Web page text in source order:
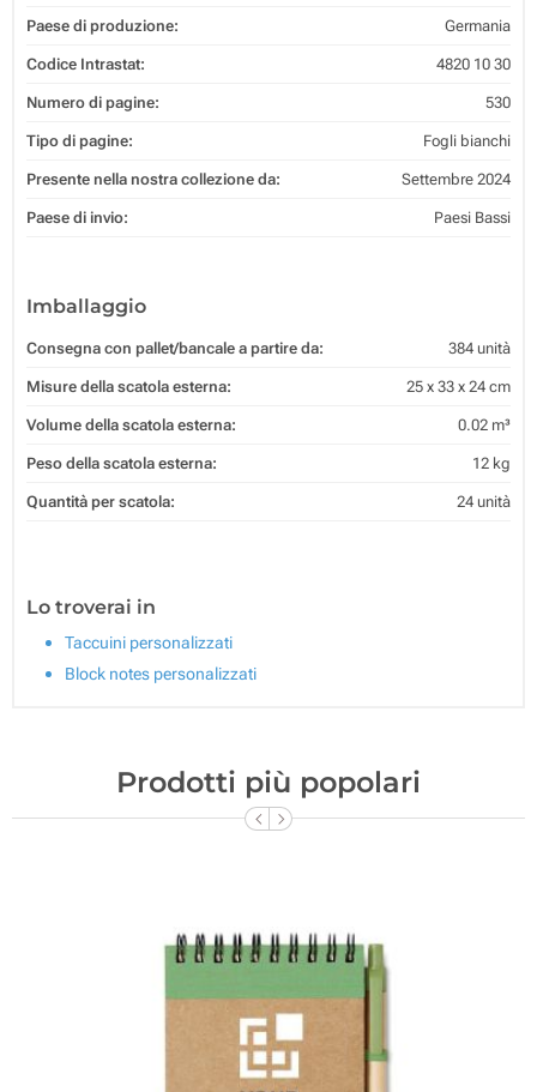
Paese di produzione: Germania
Codice Intrastat: 4820 10 30
Numero di pagine: 530
Tipo di pagine: Fogli bianchi
Presente nella nostra collezione da: Settembre 2024
Paese di invio: Paesi Bassi
Imballaggio
Consegna con pallet/bancale a partire da: 384 unità
Misure della scatola esterna: 25 x 33 x 24 cm
Volume della scatola esterna: 0.02 m³
Peso della scatola esterna: 12 kg
Quantità per scatola: 24 unità
Lo troverai in
Taccuini personalizzati
Block notes personalizzati
Prodotti più popolari